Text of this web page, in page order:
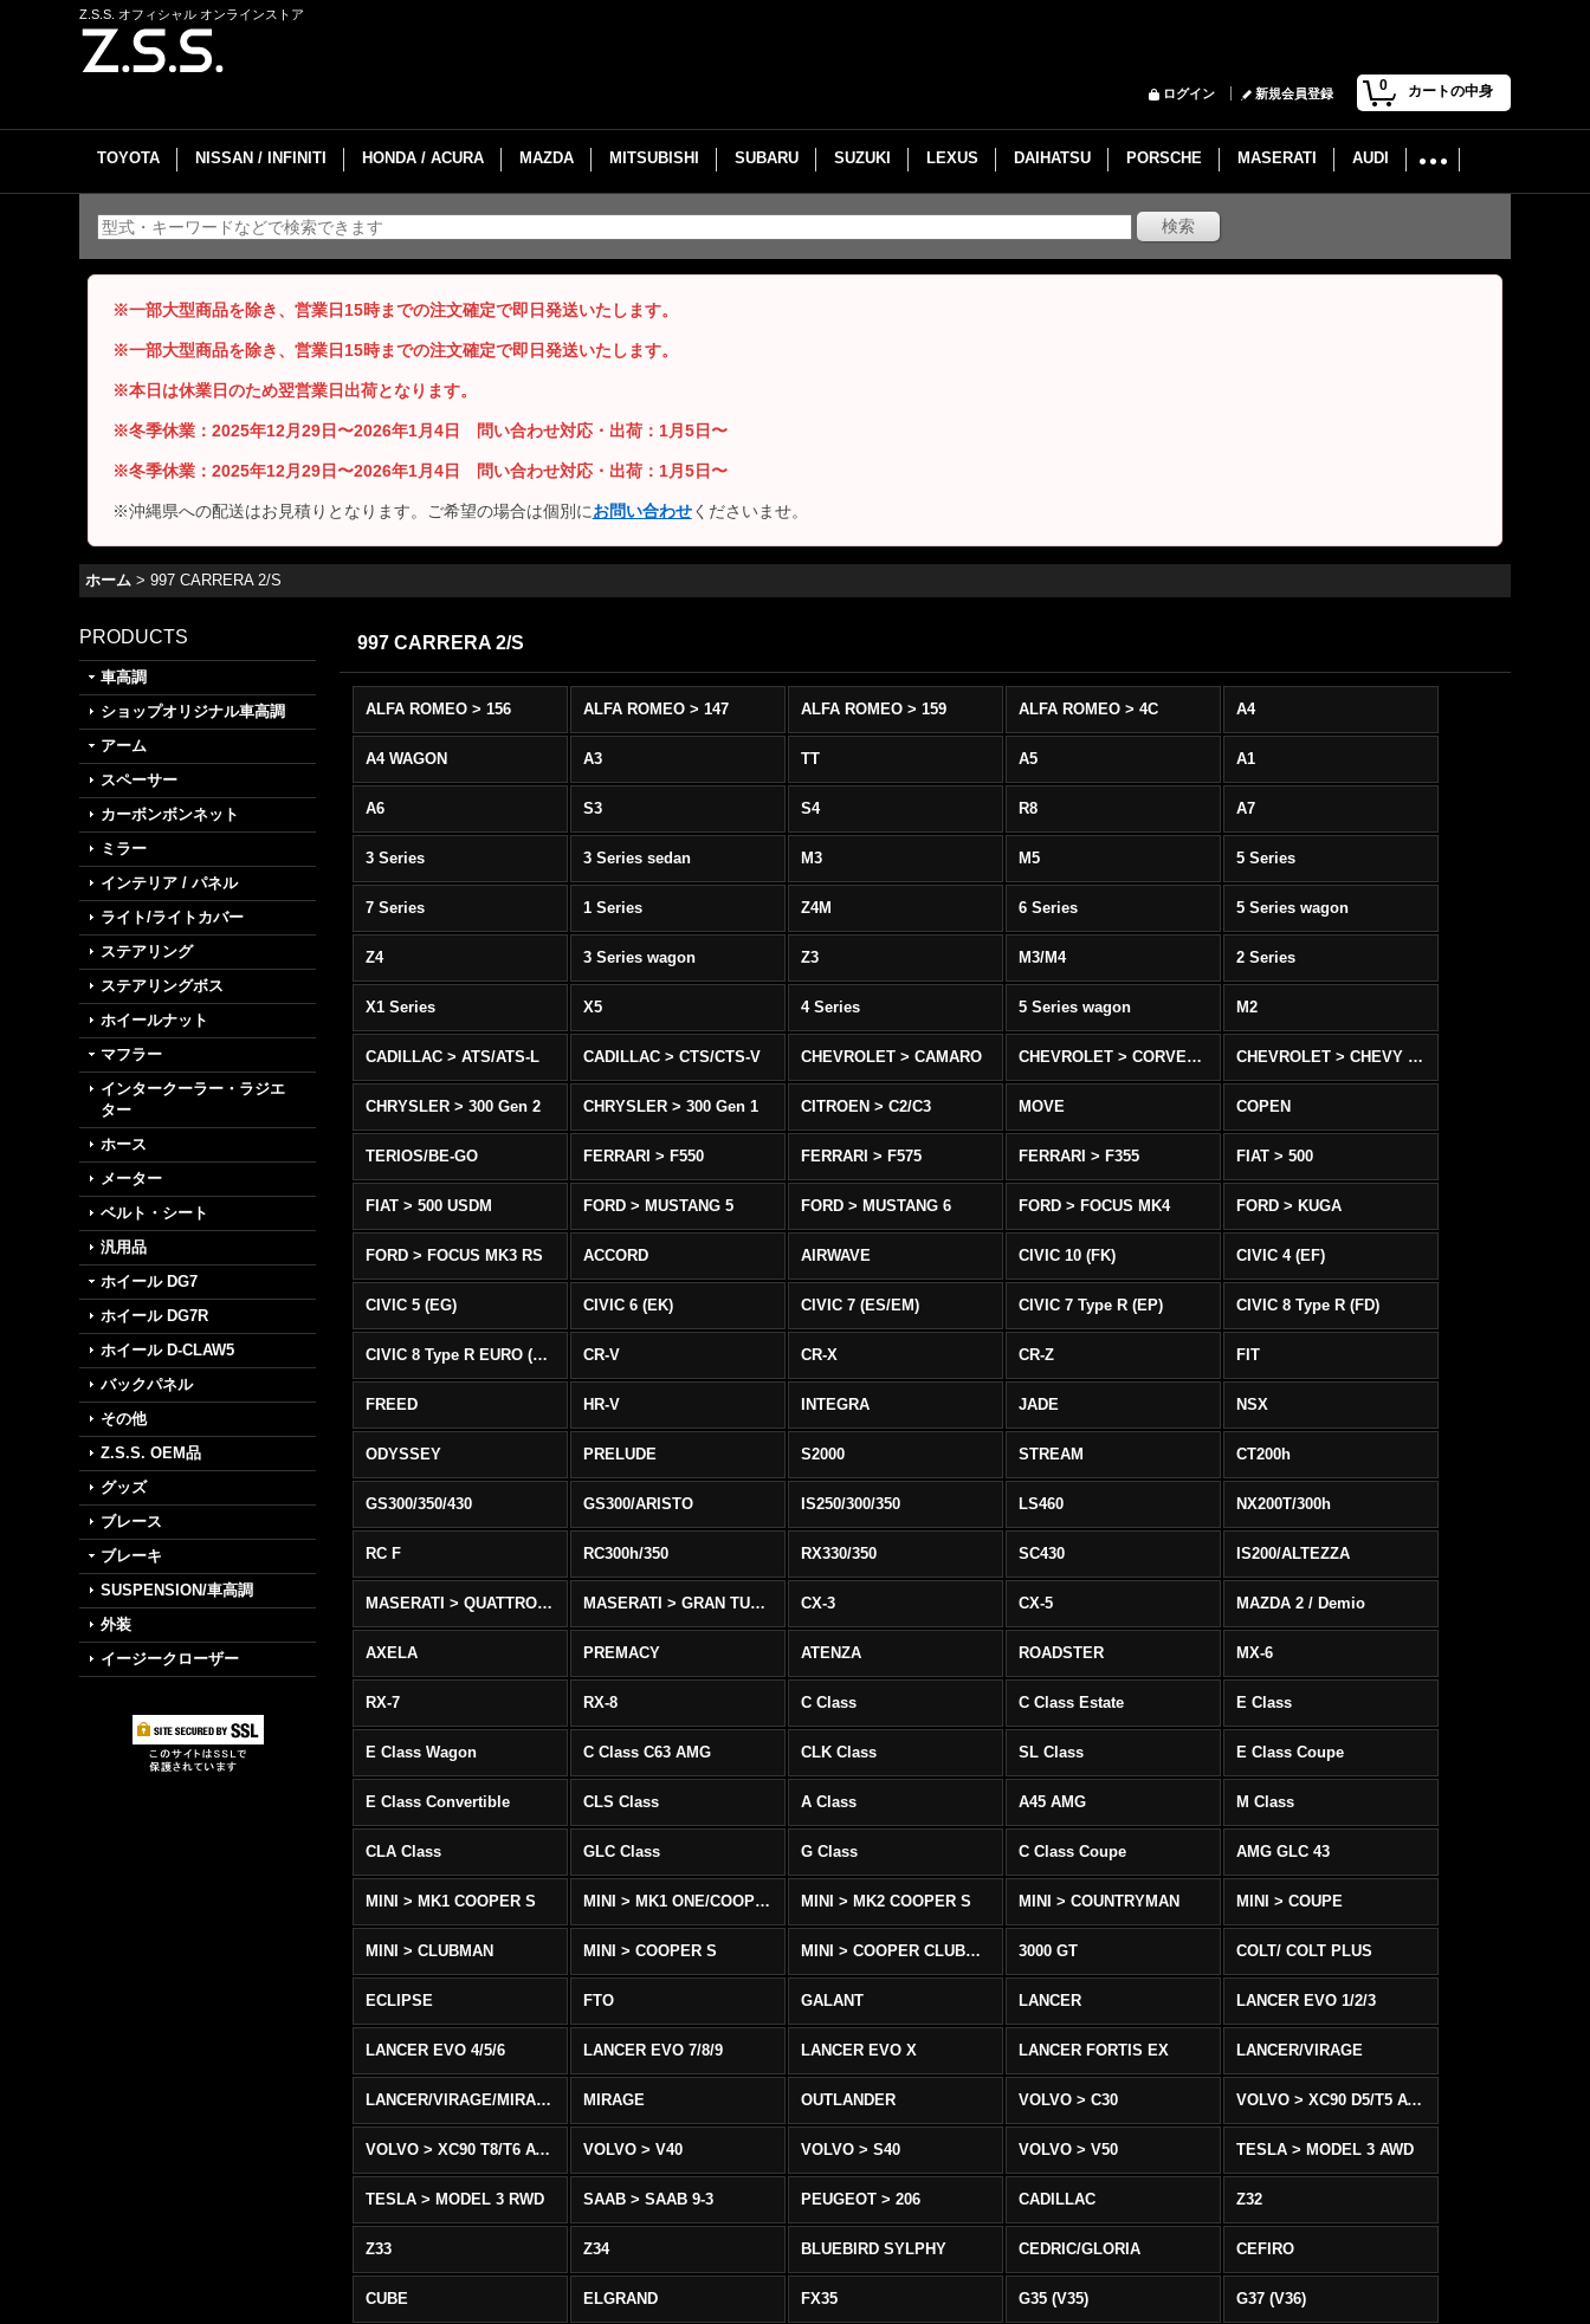
Z.S.S. オフィシャル オンラインストア
0 カートの中身
ログイン 新規会員登録
TOYOTA NISSAN / INFINITI HONDA / ACURA MAZDA MITSUBISHI SUBARU SUZUKI LEXUS DAIHATSU PORSCHE MASERATI AUDI
※一部大型商品を除き、営業日15時までの注文確定で即日発送いたします。
※一部大型商品を除き、営業日15時までの注文確定で即日発送いたします。
※本日は休業日のため翌営業日出荷となります。
※冬季休業：2025年12月29日〜2026年1月4日 問い合わせ対応・出荷：1月5日〜
※冬季休業：2025年12月29日〜2026年1月4日 問い合わせ対応・出荷：1月5日〜
※沖縄県への配送はお見積りとなります。ご希望の場合は個別にお問い合わせくださいませ。
ホーム > 997 CARRERA 2/S
PRODUCTS
車高調
ショップオリジナル車高調
アーム
スペーサー
カーボンボンネット
ミラー
インテリア / パネル
ライト/ライトカバー
ステアリング
ステアリングボス
ホイールナット
マフラー
インタークーラー・ラジエ
ター
ホース
メーター
ベルト・シート
汎用品
ホイール DG7
ホイール DG7R
ホイール D-CLAW5
バックパネル
その他
Z.S.S. OEM品
グッズ
ブレース
ブレーキ
SUSPENSION/車高調
外装
イージークローザー
997 CARRERA 2/S
ALFA ROMEO > 156 ALFA ROMEO > 147 ALFA ROMEO > 159 ALFA ROMEO > 4C A4
A4 WAGON A3 TT A5 A1
A6 S3 S4 R8 A7
3 Series 3 Series sedan M3 M5 5 Series
7 Series 1 Series Z4M 6 Series 5 Series wagon
Z4 3 Series wagon Z3 M3/M4 2 Series
X1 Series X5 4 Series 5 Series wagon M2
CADILLAC > ATS/ATS-L CADILLAC > CTS/CTS-V CHEVROLET > CAMARO CHEVROLET > CORVETTE C5/C6 CHEVROLET > CHEVY SS
CHRYSLER > 300 Gen 2 CHRYSLER > 300 Gen 1 CITROEN > C2/C3 MOVE COPEN
TERIOS/BE-GO FERRARI > F550 FERRARI > F575 FERRARI > F355 FIAT > 500
FIAT > 500 USDM FORD > MUSTANG 5 FORD > MUSTANG 6 FORD > FOCUS MK4 FORD > KUGA
FORD > FOCUS MK3 RS ACCORD AIRWAVE CIVIC 10 (FK) CIVIC 4 (EF)
CIVIC 5 (EG) CIVIC 6 (EK) CIVIC 7 (ES/EM) CIVIC 7 Type R (EP) CIVIC 8 Type R (FD)
CIVIC 8 Type R EURO (FN) CR-V CR-X CR-Z FIT
FREED HR-V INTEGRA JADE NSX
ODYSSEY PRELUDE S2000 STREAM CT200h
GS300/350/430 GS300/ARISTO IS250/300/350 LS460 NX200T/300h
RC F RC300h/350 RX330/350 SC430 IS200/ALTEZZA
MASERATI > QUATTROPORTE MASERATI > GRAN TURISMO CX-3 CX-5 MAZDA 2 / Demio
AXELA PREMACY ATENZA ROADSTER MX-6
RX-7 RX-8 C Class C Class Estate E Class
E Class Wagon C Class C63 AMG CLK Class SL Class E Class Coupe
E Class Convertible CLS Class A Class A45 AMG M Class
CLA Class GLC Class G Class C Class Coupe AMG GLC 43
MINI > MK1 COOPER S MINI > MK1 ONE/COOPER MINI > MK2 COOPER S MINI > COUNTRYMAN MINI > COUPE
MINI > CLUBMAN MINI > COOPER S MINI > COOPER CLUBMAN 3000 GT COLT/ COLT PLUS
ECLIPSE FTO GALANT LANCER LANCER EVO 1/2/3
LANCER EVO 4/5/6 LANCER EVO 7/8/9 LANCER EVO X LANCER FORTIS EX LANCER/VIRAGE
LANCER/VIRAGE/MIRAGE MIRAGE OUTLANDER VOLVO > C30 VOLVO > XC90 D5/T5 AWD
VOLVO > XC90 T8/T6 AWD VOLVO > V40 VOLVO > S40 VOLVO > V50 TESLA > MODEL 3 AWD
TESLA > MODEL 3 RWD SAAB > SAAB 9-3 PEUGEOT > 206 CADILLAC Z32
Z33 Z34 BLUEBIRD SYLPHY CEDRIC/GLORIA CEFIRO
CUBE ELGRAND FX35 G35 (V35) G37 (V36)